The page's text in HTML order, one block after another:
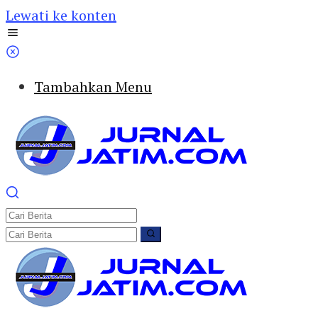
Lewati ke konten
Tambahkan Menu